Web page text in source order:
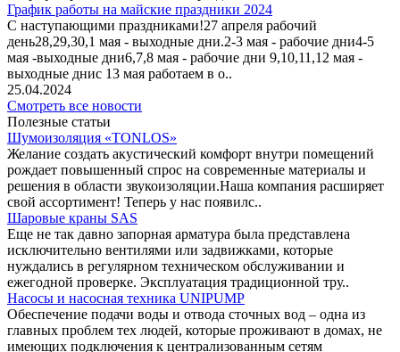
График работы на майские праздники 2024
С наступающими праздниками!27 апреля рабочий
день28,29,30,1 мая - выходные дни.2-3 мая - рабочие дни4-5
мая -выходные дни6,7,8 мая - рабочие дни 9,10,11,12 мая -
выходные днис 13 мая работаем в о..
25.04.2024
Смотреть все новости
Полезные статьи
Шумоизоляция «TONLOS»
Желание создать акустический комфорт внутри помещений
рождает повышенный спрос на современные материалы и
решения в области звукоизоляции.Наша компания расширяет
свой ассортимент! Теперь у нас появилс..
Шаровые краны SAS
Еще не так давно запорная арматура была представлена
исключительно вентилями или задвижками, которые
нуждались в регулярном техническом обслуживании и
ежегодной проверке. Эксплуатация традиционной тру..
Насосы и насосная техника UNIPUMP
Обеспечение подачи воды и отвода сточных вод – одна из
главных проблем тех людей, которые проживают в домах, не
имеющих подключения к централизованным сетям